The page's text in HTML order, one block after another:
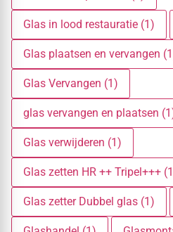
Glas in lood restauratie (1)
Glas plaatsen en vervangen
Glas Vervangen (1)
glas vervangen en plaatsen
Glas verwijderen (1)
Glas zetten HR ++ Tripel+++
Glas zetter Dubbel glas (1)